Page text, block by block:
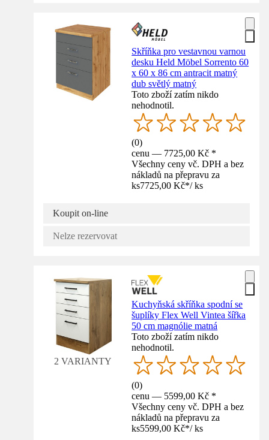
Skříňka pro vestavnou varnou
desku Held Möbel Sorrento 60
x 60 x 86 cm antracit matný
dub světlý matný
Toto zboží zatím nikdo
nehodnotil.
(0)
cenu — 7725,00 Kč *
Všechny ceny vč. DPH a bez
nákladů na přepravu za
ks7725,00 Kč*/ ks
Koupit on-line
Nelze rezervovat
2 VARIANTY
Kuchyňská skříňka spodní se
šuplíky Flex Well Vintea šířka
50 cm magnólie matná
Toto zboží zatím nikdo
nehodnotil.
(0)
cenu — 5599,00 Kč *
Všechny ceny vč. DPH a bez
nákladů na přepravu za
ks5599,00 Kč*/ ks